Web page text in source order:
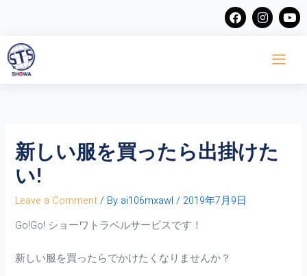
content
F
a
I
n
Y
o
新しい服を買ったら出掛けた
い!
Leave a Comment / By ai106mxawl/ 2019年7月9日
Go!Go! ショーワトラベルサービスです！
新しい服を買ったらでかけたくなりませんか？